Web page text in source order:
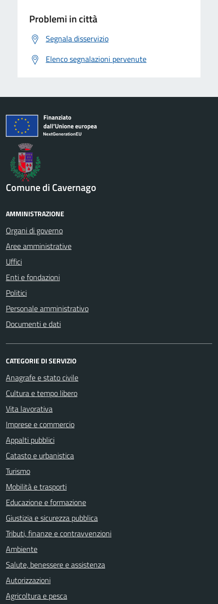
Problemi in città
Segnala disservizio
Elenco segnalazioni pervenute
Comune di Cavernago
AMMINISTRAZIONE
Organi di governo
Aree amministrative
Uffici
Enti e fondazioni
Politici
Personale amministrativo
Documenti e dati
CATEGORIE DI SERVIZIO
Anagrafe e stato civile
Cultura e tempo libero
Vita lavorativa
Imprese e commercio
Appalti pubblici
Catasto e urbanistica
Turismo
Mobilità e trasporti
Educazione e formazione
Giustizia e sicurezza pubblica
Tributi, finanze e contravvenzioni
Ambiente
Salute, benessere e assistenza
Autorizzazioni
Agricoltura e pesca